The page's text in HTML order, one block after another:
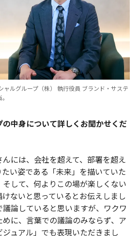
ャルグループ（株） 執行役員 ブランド・サステ
中身について詳しくお聞かせくだ
には、会社を超えて、部署を超え
い姿である「未来」を描いていた
して、何よりこの場が楽しくない
ないと思っているとお伝えしまし
論していると思いますが、ワクワ
に、言葉での議論のみならず、ア
ュアル」でも表現いただきまし